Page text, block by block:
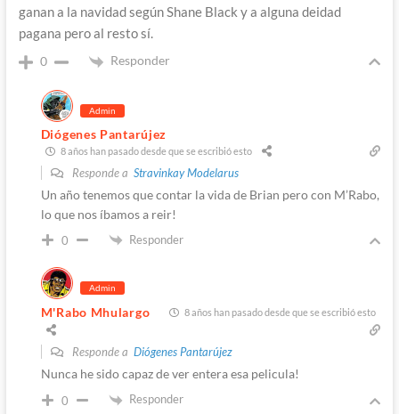
ganan a la navidad según Shane Black y a alguna deidad
pagana pero al resto sí.
0 Responder
Admin
Diógenes Pantarújez
8 años han pasado desde que se escribió esto
Responde a Stravinkay Modelarus
Un año tenemos que contar la vida de Brian pero con M’Rabo,
lo que nos íbamos a reir!
0 Responder
Admin
M'Rabo Mhulargo 8 años han pasado desde que se escribió esto
Responde a Diógenes Pantarújez
Nunca he sido capaz de ver entera esa pelicula!
0 Responder